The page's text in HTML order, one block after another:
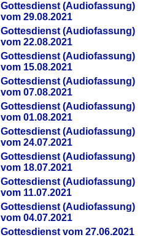
Gottesdienst (Audiofassung)
vom 29.08.2021
Gottesdienst (Audiofassung)
vom 22.08.2021
Gottesdienst (Audiofassung)
vom 15.08.2021
Gottesdienst (Audiofassung)
vom 07.08.2021
Gottesdienst (Audiofassung)
vom 01.08.2021
Gottesdienst (Audiofassung)
vom 24.07.2021
Gottesdienst (Audiofassung)
vom 18.07.2021
Gottesdienst (Audiofassung)
vom 11.07.2021
Gottesdienst (Audiofassung)
vom 04.07.2021
Gottesdienst vom 27.06.2021